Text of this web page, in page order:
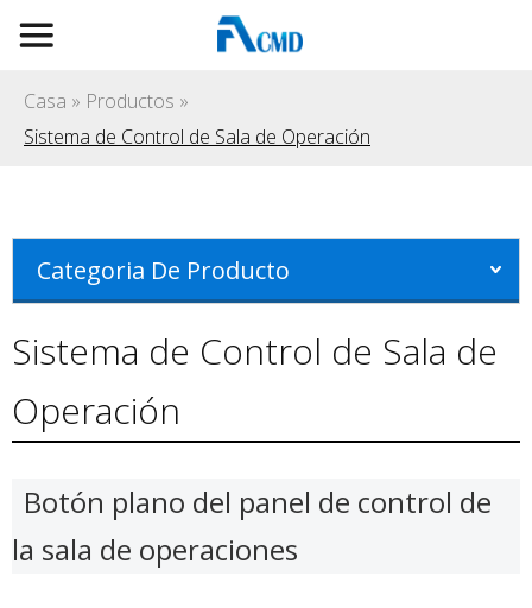
Casa » Productos »
Sistema de Control de Sala de Operación
Categoria De Producto
Sistema de Control de Sala de
Operación
Botón plano del panel de control de
la sala de operaciones